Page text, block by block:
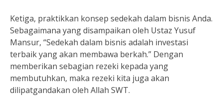
Ketiga, praktikkan konsep sedekah dalam bisnis Anda.
Sebagaimana yang disampaikan oleh Ustaz Yusuf
Mansur, “Sedekah dalam bisnis adalah investasi
terbaik yang akan membawa berkah.” Dengan
memberikan sebagian rezeki kepada yang
membutuhkan, maka rezeki kita juga akan
dilipatgandakan oleh Allah SWT.